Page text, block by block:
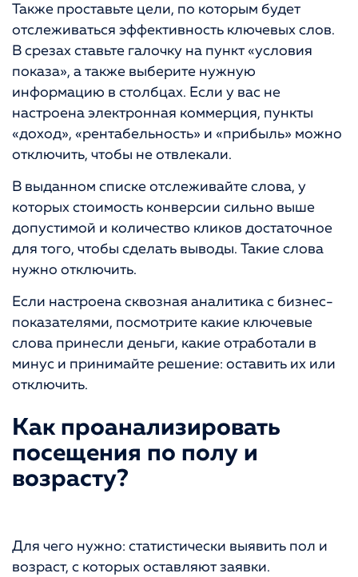
Также проставьте цели, по которым будет
отслеживаться эффективность ключевых слов.
В срезах ставьте галочку на пункт «условия
показа», а также выберите нужную
информацию в столбцах. Если у вас не
настроена электронная коммерция, пункты
«доход», «рентабельность» и «прибыль» можно
отключить, чтобы не отвлекали.
В выданном списке отслеживайте слова, у
которых стоимость конверсии сильно выше
допустимой и количество кликов достаточное
для того, чтобы сделать выводы. Такие слова
нужно отключить.
Если настроена сквозная аналитика с бизнес-
показателями, посмотрите какие ключевые
слова принесли деньги, какие отработали в
минус и принимайте решение: оставить их или
отключить.
Как проанализировать
посещения по полу и
возрасту?
Для чего нужно: статистически выявить пол и
возраст, с которых оставляют заявки.